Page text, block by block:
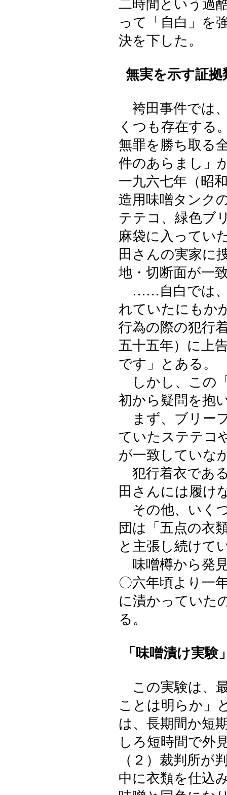
二時間という過
って「自白」を
決を下した。
無実を示す証拠
袴田事件では
くつも存在する
無罪を勝ち取る
件のあらまし」
一九六七年（昭
造用味噌タンク
テテコ、緑色ブ
麻袋に入ってい
田さんの実家に
地・切断面が一
……自白では、
れていたにもか
行為の際の犯行
五十五年）に上
です」とある。
しかし、この
初から疑問を抱
まず、ブリー
ていたステテコ
が一致していな
犯行着衣であ
田さんには履け
その他、いく
団は「五点の衣
と主張し続けて
味噌樽から発
〇六年頃より一
に漬かっていた
る。
「味噌漬け実験
この実験は、
ことは明らか」
は、長期間か短
しろ短時間で外
（２）裁判所が
中に衣類を仕込